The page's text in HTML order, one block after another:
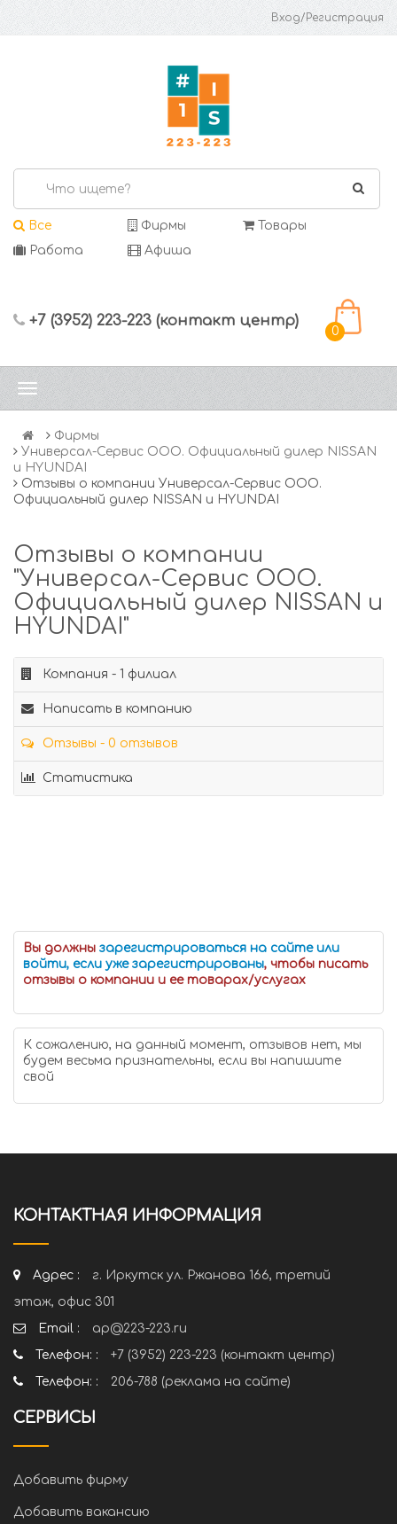
Вход/Регистрация
Все Фирмы
Товары
Работа
Афиша
+7 (3952) 223-223 (контакт центр)
0
Фирмы
Универсал-Сервис ООО. Официальный дилер NISSAN
и HYUNDAI
Отзывы о компании Универсал-Сервис ООО.
Официальный дилер NISSAN и HYUNDAI
Отзывы о компании
"Универсал-Сервис ООО.
Официальный дилер NISSAN и
HYUNDAI"
Компания - 1 филиал
Написать в компанию
Отзывы - 0 отзывов
Статистика
Вы должны зарегистрироваться на сайте или
войти, если уже зарегистрированы, чтобы писать
отзывы о компании и ее товарах/услугах
К сожалению, на данный момент, отзывов нет, мы
будем весьма признательны, если вы напишите
свой
КОНТАКТНАЯ ИНФОРМАЦИЯ
Адрес :
г. Иркутск ул. Ржанова 166, третий
этаж, офис 301
Email :
ap@223-223.ru
Телефон: :
+7 (3952) 223-223 (контакт центр)
Телефон: :
206-788 (реклама на сайте)
СЕРВИСЫ
Добавить фирму
Добавить вакансию